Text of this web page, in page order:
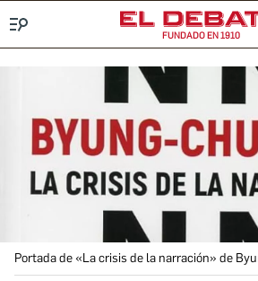
FUNDADO EN 1910
Portada de «La crisis de la narración» de